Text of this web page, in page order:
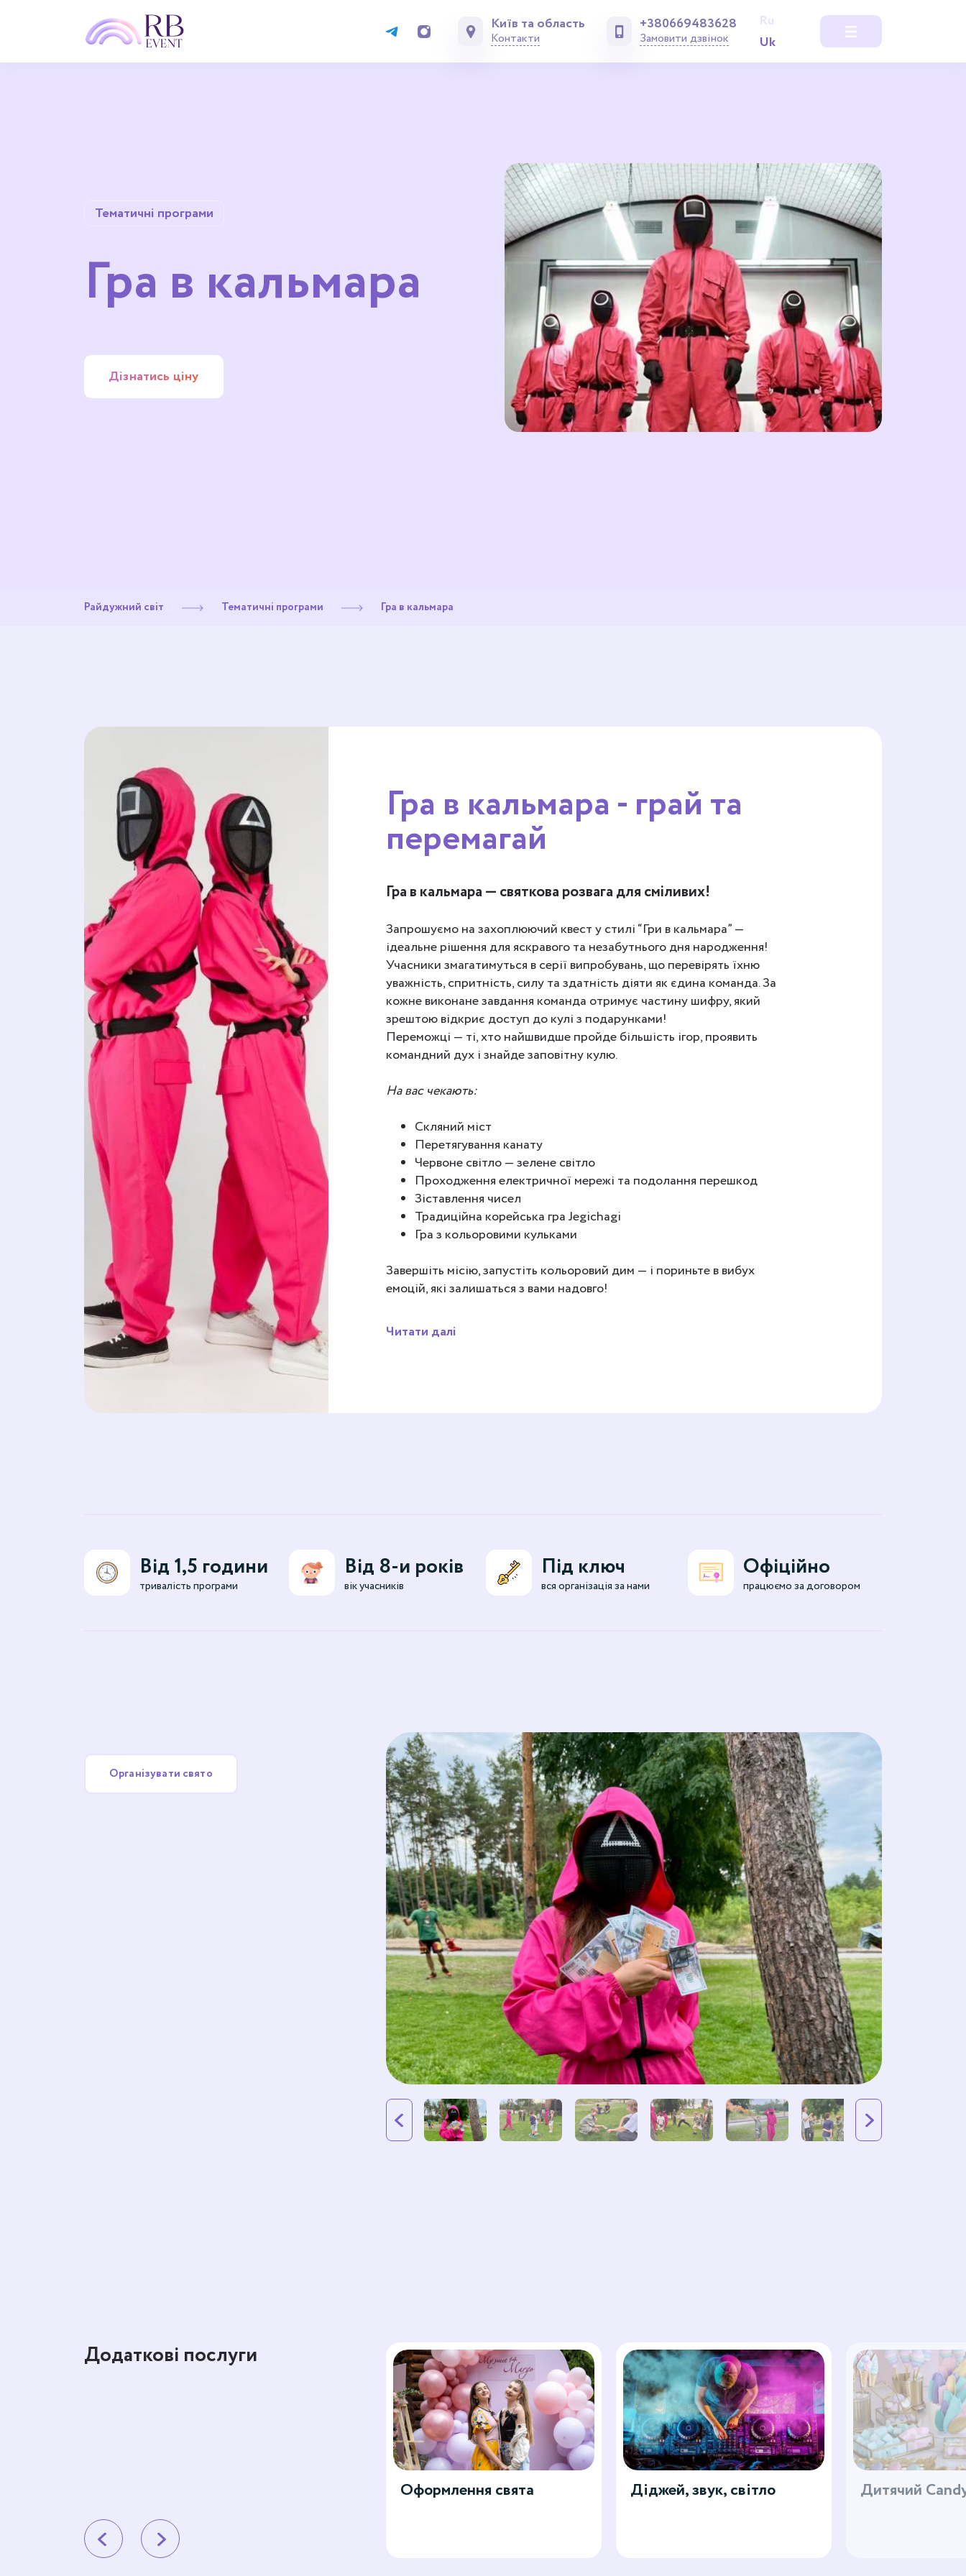
Київ та область
Контакти
+380669483628
Замовити дзвінок
Ru
Uk
Тематичні програми
Гра в кальмара
Дізнатись ціну
Райдужний світ Тематичні програми Гра в кальмара
Гра в кальмара - грай та
перемагай
Гра в кальмара — святкова розвага для сміливих!
Запрошуємо на захоплюючий квест у стилі “Гри в кальмара” —
ідеальне рішення для яскравого та незабутнього дня народження!
Учасники змагатимуться в серії випробувань, що перевірять їхню
уважність, спритність, силу та здатність діяти як єдина команда. За
кожне виконане завдання команда отримує частину шифру, який
зрештою відкриє доступ до кулі з подарунками!
Переможці — ті, хто найшвидше пройде більшість ігор, проявить
командний дух і знайде заповітну кулю.
На вас чекають:
Скляний міст
Перетягування канату
Червоне світло — зелене світло
Проходження електричної мережі та подолання перешкод
Зіставлення чисел
Традиційна корейська гра Jegichagi
Гра з кольоровими кульками
Завершіть місію, запустіть кольоровий дим — і пориньте в вибух
емоцій, які залишаться з вами надовго!
Читати далі
Від 1,5 години
тривалість програми
Від 8-и років
вік учасників
Під ключ
вся організація за нами
Офіційно
працюємо за договором
Організувати свято
Додаткові послуги
Оформлення свята Діджей, звук, світло Дитячий